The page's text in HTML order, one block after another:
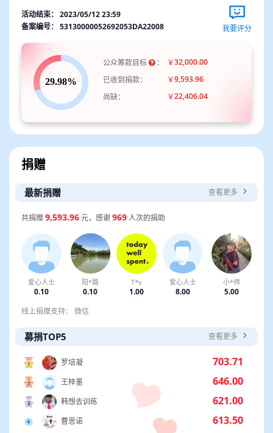
活动结束： 2023/05/12 23:59
备案编号： 53130000052692053DA22008 我要评分
公众筹款目标 ： ￥32,000.00
已收到捐款：
￥9,593.96
尚缺：
￥22,406.04
捐赠
最新捐赠 查看更多
共捐赠 9,593.96元，感谢969人次的捐助
爱心人士
0.10
阳*路
0.10
T*y
1.00
爱心人士
8.00
小*师
5.00
线上捐赠支持： 微信
募捐TOP5 查看更多
罗培凝 703.71
王梓墨 646.00
韩想去训练 621.00
曹恩诺 613.50